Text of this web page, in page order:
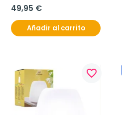
49,95 €
Añadir al carrito
favorite_border